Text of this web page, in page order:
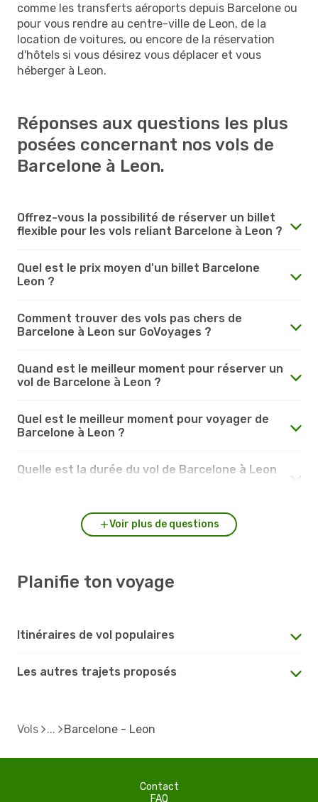
comme les transferts aéroports depuis Barcelone ou
pour vous rendre au centre-ville de Leon, de la
location de voitures, ou encore de la réservation
d'hôtels si vous désirez vous déplacer et vous
héberger à Leon.
Réponses aux questions les plus
posées concernant nos vols de
Barcelone à Leon.
Offrez-vous la possibilité de réserver un billet
flexible pour les vols reliant Barcelone à Leon ?
Quel est le prix moyen d'un billet Barcelone
Leon ?
Comment trouver des vols pas chers de
Barcelone à Leon sur GoVoyages ?
Quand est le meilleur moment pour réserver un
vol de Barcelone à Leon ?
Quel est le meilleur moment pour voyager de
Barcelone à Leon ?
Quelle est la durée du vol de Barcelone à Leon
Voir plus de questions
Planifie ton voyage
Itinéraires de vol populaires
Les autres trajets proposés
Vols Barcelone - Leon
Contact
FAQ